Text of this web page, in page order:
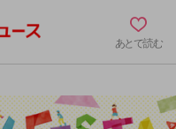
あとで読む